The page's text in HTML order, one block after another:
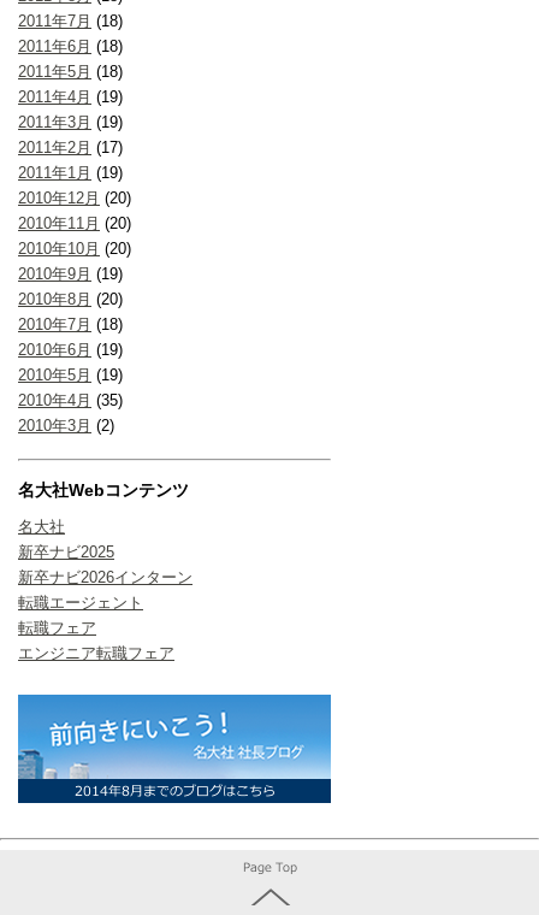
2011年7月 (18)
2011年6月 (18)
2011年5月 (18)
2011年4月 (19)
2011年3月 (19)
2011年2月 (17)
2011年1月 (19)
2010年12月 (20)
2010年11月 (20)
2010年10月 (20)
2010年9月 (19)
2010年8月 (20)
2010年7月 (18)
2010年6月 (19)
2010年5月 (19)
2010年4月 (35)
2010年3月 (2)
名大社Webコンテンツ
名大社
新卒ナビ2025
新卒ナビ2026インターン
転職エージェント
転職フェア
エンジニア転職フェア